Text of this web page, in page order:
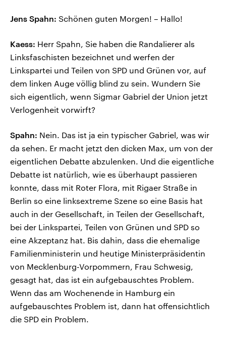
Jens Spahn: Schönen guten Morgen! – Hallo!
Kaess: Herr Spahn, Sie haben die Randalierer als
Linksfaschisten bezeichnet und werfen der
Linkspartei und Teilen von SPD und Grünen vor, auf
dem linken Auge völlig blind zu sein. Wundern Sie
sich eigentlich, wenn Sigmar Gabriel der Union jetzt
Verlogenheit vorwirft?
Spahn: Nein. Das ist ja ein typischer Gabriel, was wir
da sehen. Er macht jetzt den dicken Max, um von der
eigentlichen Debatte abzulenken. Und die eigentliche
Debatte ist natürlich, wie es überhaupt passieren
konnte, dass mit Roter Flora, mit Rigaer Straße in
Berlin so eine linksextreme Szene so eine Basis hat
auch in der Gesellschaft, in Teilen der Gesellschaft,
bei der Linkspartei, Teilen von Grünen und SPD so
eine Akzeptanz hat. Bis dahin, dass die ehemalige
Familienministerin und heutige Ministerpräsidentin
von Mecklenburg-Vorpommern, Frau Schwesig,
gesagt hat, das ist ein aufgebauschtes Problem.
Wenn das am Wochenende in Hamburg ein
aufgebauschtes Problem ist, dann hat offensichtlich
die SPD ein Problem.